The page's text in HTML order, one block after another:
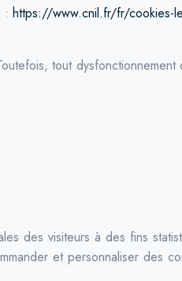
: https://www.cnil.fr/fr/cookies-
tout
des visiteurs à des fins
et personnaliser des